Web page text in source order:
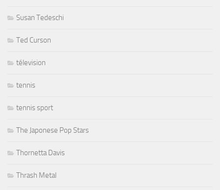
Susan Tedeschi
Ted Curson
télevision
tennis
tennis sport
The Japonese Pop Stars
Thornetta Davis
Thrash Metal